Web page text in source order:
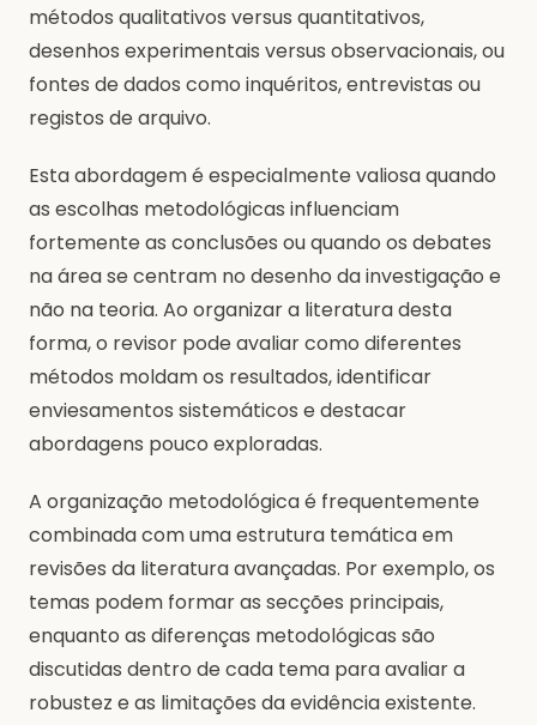
métodos qualitativos versus quantitativos,
desenhos experimentais versus observacionais, ou
fontes de dados como inquéritos, entrevistas ou
registos de arquivo.
Esta abordagem é especialmente valiosa quando
as escolhas metodológicas influenciam
fortemente as conclusões ou quando os debates
na área se centram no desenho da investigação e
não na teoria. Ao organizar a literatura desta
forma, o revisor pode avaliar como diferentes
métodos moldam os resultados, identificar
enviesamentos sistemáticos e destacar
abordagens pouco exploradas.
A organização metodológica é frequentemente
combinada com uma estrutura temática em
revisões da literatura avançadas. Por exemplo, os
temas podem formar as secções principais,
enquanto as diferenças metodológicas são
discutidas dentro de cada tema para avaliar a
robustez e as limitações da evidência existente.